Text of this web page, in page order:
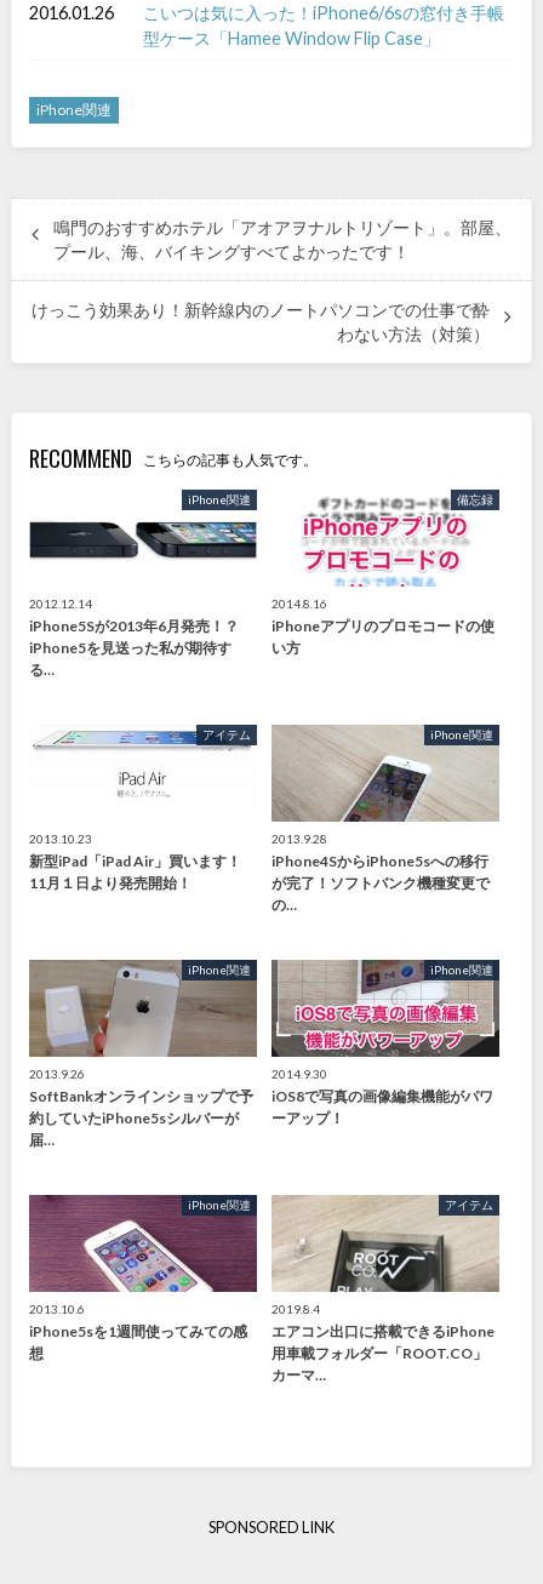
2016.01.26
こいつは気に入った！iPhone6/6sの窓付き手帳
型ケース「Hamee Window Flip Case」
iPhone関連
鳴門のおすすめホテル「アオアヲナルトリゾート」。部屋、
プール、海、バイキングすべてよかったです！
けっこう効果あり！新幹線内のノートパソコンでの仕事で酔
わない方法（対策）
RECOMMEND こちらの記事も人気です。
iPhone関連
2012.12.14
iPhone5Sが2013年6月発売！？
iPhone5を見送った私が期待す
る…
備忘録
2014.8.16
iPhoneアプリのプロモコードの使
い方
アイテム
2013.10.23
新型iPad「iPad Air」買います！
11月１日より発売開始！
iPhone関連
2013.9.28
iPhone4SからiPhone5sへの移行
が完了！ソフトバンク機種変更で
の…
iPhone関連
2013.9.26
SoftBankオンラインショップで予
約していたiPhone5sシルバーが
届…
iPhone関連
2014.9.30
iOS8で写真の画像編集機能がパワ
ーアップ！
iPhone関連
2013.10.6
iPhone5sを1週間使ってみての感
想
アイテム
2019.8.4
エアコン出口に搭載できるiPhone
用車載フォルダー「ROOT.CO」
カーマ…
SPONSORED LINK